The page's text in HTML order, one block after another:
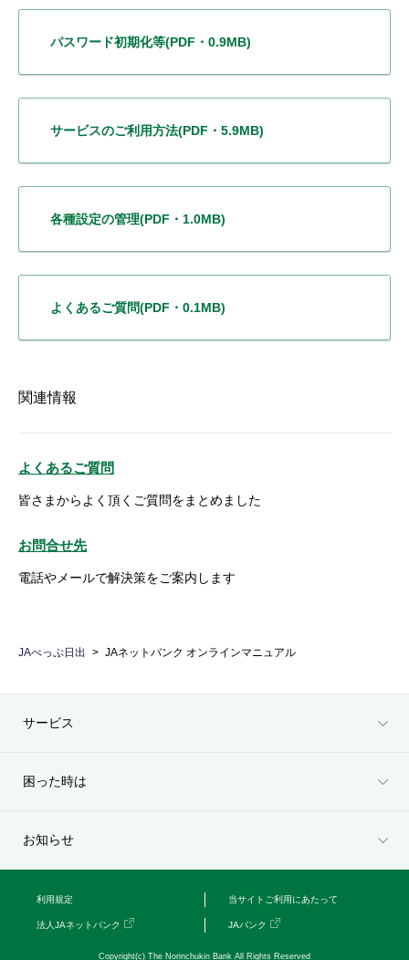
パスワード初期化等(PDF・0.9MB)
サービスのご利用方法(PDF・5.9MB)
各種設定の管理(PDF・1.0MB)
よくあるご質問(PDF・0.1MB)
関連情報
よくあるご質問
皆さまからよく頂くご質問をまとめました
お問合せ先
電話やメールで解決策をご案内します
JAべっぷ日出 JAネットバンク オンラインマニュアル
サービス
困った時は
お知らせ
利用規定 当サイトご利用にあたって
法人JAネットバンク JAバンク
Copyright(c) The Norinchukin Bank All Rights Reserved